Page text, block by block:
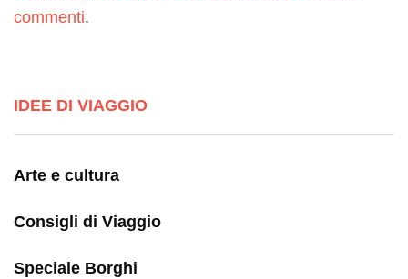
commenti.
IDEE DI VIAGGIO
Arte e cultura
Consigli di Viaggio
Speciale Borghi